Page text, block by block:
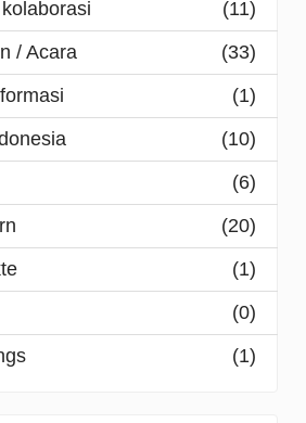
(11)
/ Acara
(33)
(1)
(10)
(6)
(20)
(1)
(0)
(1)